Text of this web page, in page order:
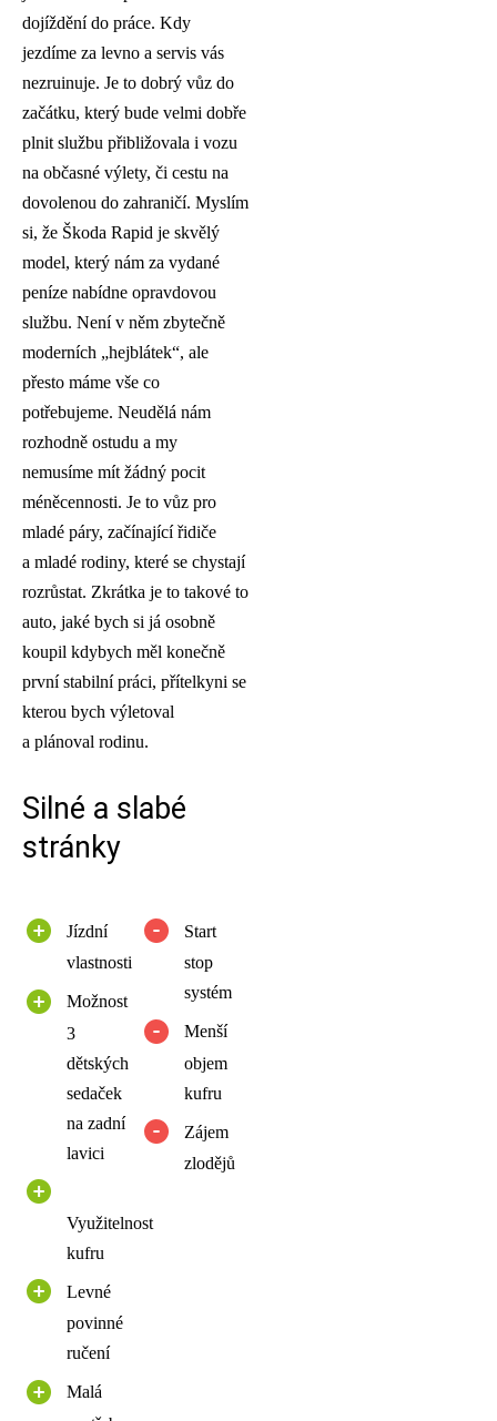
dojíždění do práce. Kdy
jezdíme za levno a servis vás
nezruinuje. Je to dobrý vůz do
začátku, který bude velmi dobře
plnit službu přibližovala i vozu
na občasné výlety, či cestu na
dovolenou do zahraničí. Myslím
si, že Škoda Rapid je skvělý
model, který nám za vydané
peníze nabídne opravdovou
službu. Není v něm zbytečně
moderních „hejblátek“, ale
přesto máme vše co
potřebujeme. Neudělá nám
rozhodně ostudu a my
nemusíme mít žádný pocit
méněcennosti. Je to vůz pro
mladé páry, začínající řidiče
a mladé rodiny, které se chystají
rozrůstat. Zkrátka je to takové to
auto, jaké bych si já osobně
koupil kdybych měl konečně
první stabilní práci, přítelkyni se
kterou bych výletoval
a plánoval rodinu.
Silné a slabé
stránky
Jízdní
vlastnosti
Možnost
3
dětských
sedaček
na zadní
lavici
Využitelnost
kufru
Levné
povinné
ručení
Malá
Start
stop
systém
Menší
objem
kufru
Zájem
zlodějů